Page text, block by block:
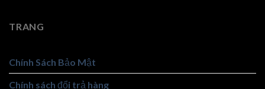
TRANG
Chính Sách Bảo Mật
Chính sách đổi trả hàng